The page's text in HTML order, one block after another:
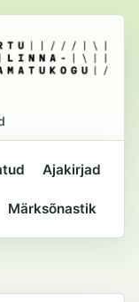
Ajakirjad
Märksõnastik